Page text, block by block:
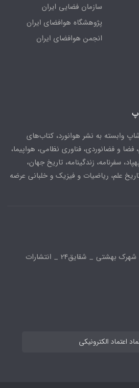
سازمان فضایی ایران
پژوهشگاه هوافضای ایران
انجمن هوافضای ایران
وابسته به نشر هوانورد، کتاب‌های
فضا و فضانوردی، فناوری نظامی، هواپیما،
سفرنامه، زندگینامه، تاریخ جهان،
علم، ریاضیات و فیزیک و خلبانی عرضه
اتوبان بابایی _ شهرک بهشتی _ شقایق24 _ انتشارات
اعتماد الکترونیکی